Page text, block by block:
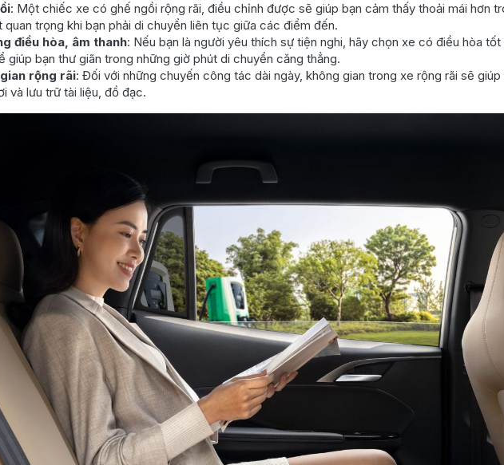
Tác Của
Đón Sân
Xế
ngay với
: Một chiếc xe có ghế ngồi rộng rãi, điều chỉnh được sẽ giúp bạn cảm thấy thoải mái hơn
quan trọng khi bạn phải di chuyển liên tục giữa các điểm đến.
điều hòa, âm thanh: Nếu bạn là người yêu thích sự tiện nghi, hãy chọn xe có điều hòa
giúp bạn thư giãn trong những giờ phút di chuyển căng thẳng.
rộng rãi: Đối với những chuyến công tác dài ngày, không gian trong xe rộng rãi sẽ
và lưu trữ tài liệu, đồ đạc.